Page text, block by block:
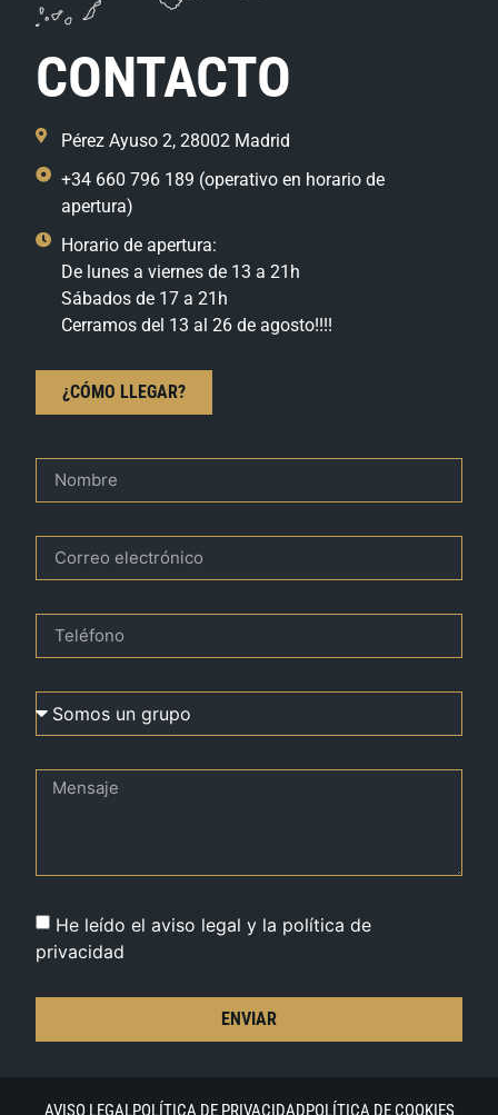
CONTACTO
Pérez Ayuso 2, 28002 Madrid
+34 660 796 189 (operativo en horario de
apertura)
Horario de apertura:
De lunes a viernes de 13 a 21h
Sábados de 17 a 21h
Cerramos del 13 al 26 de agosto!!!!
¿CÓMO LLEGAR?
He leído el aviso legal y la política de
privacidad
ENVIAR
AVISO LEGALPOLÍTICA DE PRIVACIDADPOLÍTICA DE COOKIES